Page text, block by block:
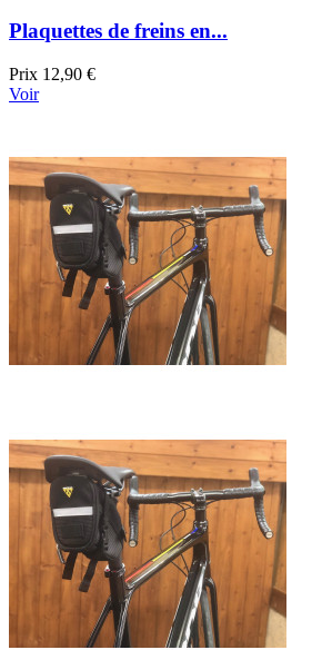
Plaquettes de freins en...
Prix 12,90 €
Voir